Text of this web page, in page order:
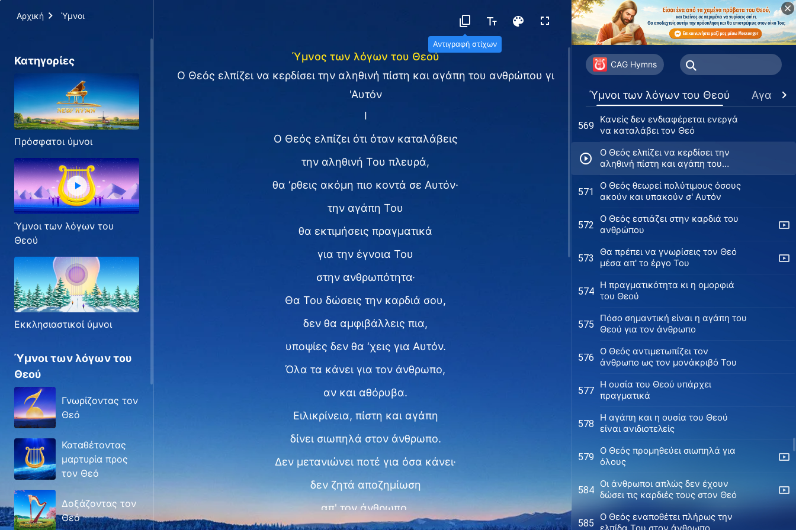
Αρχική Ύμνοι
Αντιγραφή στίχων
Κατηγορίες
Πρόσφατοι ύμνοι
Ύμνοι των λόγων του
Θεού
Εκκλησιαστικοί ύμνοι
Ύμνοι των λόγων του
Θεού
Γνωρίζοντας τον
Θεό
Καταθέτοντας
μαρτυρία προς
τον Θεό
Δοξάζοντας τον
Θεό
Ύμνος των λόγων του Θεού
Ο Θεός ελπίζει να κερδίσει την αληθινή πίστη και αγάπη του ανθρώπου γι
'Αυτόν
I
Ο Θεός ελπίζει ότι όταν καταλάβεις
την αληθινή Του πλευρά,
θα ‘ρθεις ακόμη πιο κοντά σε Αυτόν·
την αγάπη Του
θα εκτιμήσεις πραγματικά
για την έγνοια Του
στην ανθρωπότητα·
Θα Του δώσεις την καρδιά σου,
δεν θα αμφιβάλλεις πια,
υποψίες δεν θα ‘χεις για Αυτόν.
Όλα τα κάνει για τον άνθρωπο,
αν και αθόρυβα.
Ειλικρίνεια, πίστη και αγάπη
δίνει σιωπηλά στον άνθρωπο.
Δεν μετανιώνει ποτέ για όσα κάνει·
δεν ζητά αποζημίωση
απ' τον άνθρωπο,
CAG Hymns
Ύμνοι των λόγων του Θεού
566
Η στάση των ανθρώπων προς τον
Θεό καθορίζει τη μοίρα τους
568
Ο Θεός ελπίζει ότι η ανθρωπότητα
μπορεί να συνεχίσει να ζει
(Έκδοση 1)
568 μπορεί να συνεχίσει να ζει
(Έκδοση 2)
569
Κανείς δεν ενδιαφέρεται ενεργά
να καταλάβει τον Θεό
Ο Θεός ελπίζει να κερδίσει την
αληθινή πίστη και αγάπη του
ανθρώπου γι 'Αυτόν
571
Ο Θεός θεωρεί πολύτιμους όσους
ακούν και υπακούν σ' Αυτόν
572
Ο Θεός εστιάζει στην καρδιά του
ανθρώπου
573
Θα πρέπει να γνωρίσεις τον Θεό
μέσα απ' το έργο Του
574
Η πραγματικότητα κι η ομορφιά
του Θεού
575
Πόσο σημαντική είναι η αγάπη του
Θεού για τον άνθρωπο
576
Ο Θεός αντιμετωπίζει τον
άνθρωπο ως τον μονάκριβό Του
577
Η ουσία του Θεού υπάρχει
πραγματικά
578
Η αγάπη και η ουσία του Θεού
είναι ανιδιοτελείς
579
Ο Θεός προμηθεύει σιωπηλά για
όλους
584
Οι άνθρωποι απλώς δεν έχουν
δώσει τις καρδιές τους στον Θεό
585
Ο Θεός εναποθέτει πλήρως την